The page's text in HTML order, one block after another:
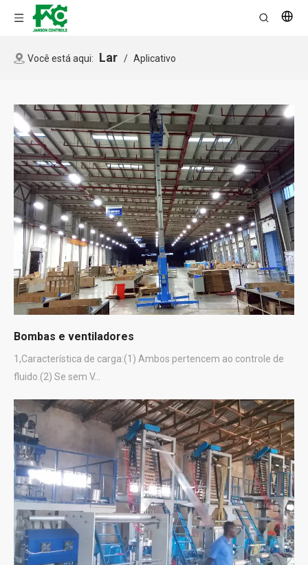
Você está aqui: Lar / Aplicativo
Bombas e ventiladores
1,Característica de carga:(1) Ambos pertencem ao controle de
fluido.(2) Se sem V...